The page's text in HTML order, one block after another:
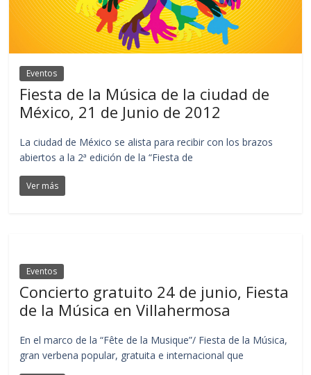
Eventos
Fiesta de la Música de la ciudad de
México, 21 de Junio de 2012
La ciudad de México se alista para recibir con los brazos
abiertos a la 2ª edición de la “Fiesta de
Ver más
Eventos
Concierto gratuito 24 de junio, Fiesta
de la Música en Villahermosa
En el marco de la “Fête de la Musique”/ Fiesta de la Música,
gran verbena popular, gratuita e internacional que